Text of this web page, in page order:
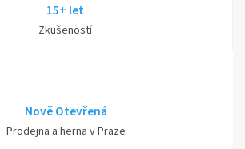
15+ let
Zkušeností
Nově Otevřená
Prodejna a herna v Praze